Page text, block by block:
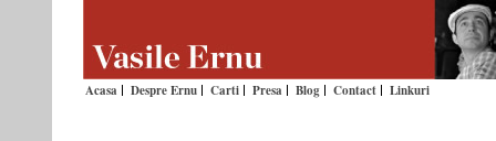
Acasa Despre Ernu Carti Presa Blog Contact Linkuri